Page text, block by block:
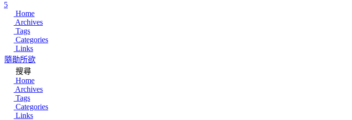
5
Home
Archives
Tags
Categories
Links
隨勛所欲
搜尋
Home
Archives
Tags
Categories
Links